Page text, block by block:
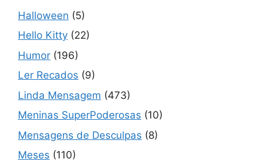
Halloween (5)
Hello Kitty (22)
Humor (196)
Ler Recados (9)
Linda Mensagem (473)
Meninas SuperPoderosas (10)
Mensagens de Desculpas (8)
Meses (110)